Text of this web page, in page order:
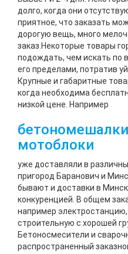
долго, когда они
приятное, что заказать
дорогую вещь, много
заказ.Некоторые товары
подождать, чем искать по
его пределами, потратив
Крупные и габаритные
когда необходима
низкой цене. Например
мотоблоки
уже доставляли в
пригород Баранович и
бывают и доставки в
конкуренцией. В общем
например
строительную с хорошей
Бетоносмесители и
распространенный